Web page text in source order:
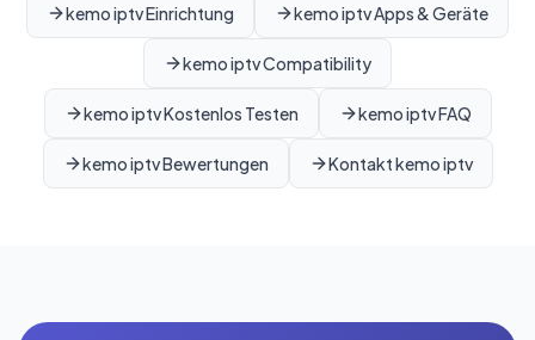
kemo iptv Einrichtung kemo iptv Apps & Geräte
kemo iptv Compatibility
kemo iptv Kostenlos Testen kemo iptv FAQ
kemo iptv Bewertungen Kontakt kemo iptv